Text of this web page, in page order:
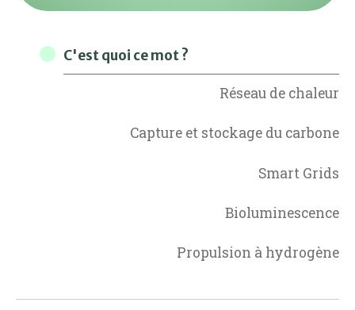
C'est quoi ce mot ?
Réseau de chaleur
Capture et stockage du carbone
Smart Grids
Bioluminescence
Propulsion à hydrogène